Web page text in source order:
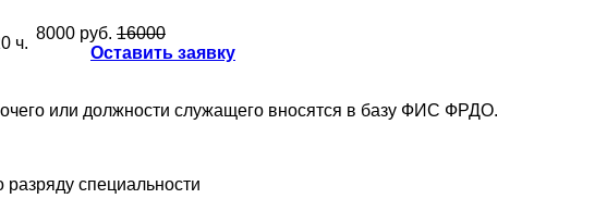
ч.
8000 руб. 16000
Оставить заявку
или должности служащего вносятся в базу ФИС ФРДО.
разряду специальности